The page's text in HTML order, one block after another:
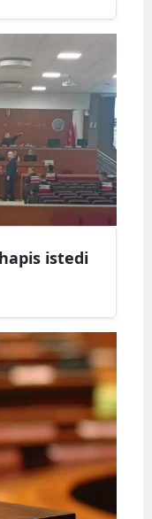
istedi